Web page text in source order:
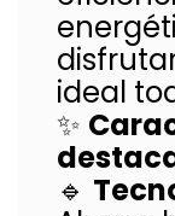
ideal
✨
🔹